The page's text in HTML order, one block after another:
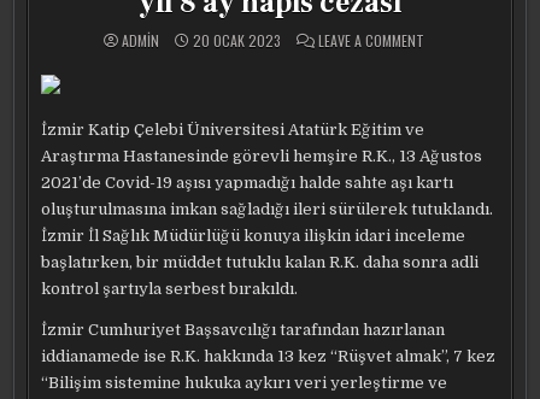
ADMIN 20 OCAK 2023 LEAVE A COMMENT
HAPIS
ISTENEN
HEMŞIREYE
YIL
8
AY
HAPIS
CEZASI
İzmir Katip Çelebi Üniversitesi Atatürk Eğitim ve
Araştırma Hastanesinde görevli hemşire R.K., 13 Ağustos
2021’de Covid-19 aşısı yapmadığı halde sahte aşı kartı
oluşturulmasına imkan sağladığı ileri sürülerek tutuklandı.
İzmir İl Sağlık Müdürlüğü konuya ilişkin idari inceleme
başlatırken, bir müddet tutuklu kalan R.K. daha sonra adli
kontrol şartıyla serbest bırakıldı.
İzmir Cumhuriyet Başsavcılığı tarafından hazırlanan
iddianamede ise R.K. hakkında 13 kez “Rüşvet almak”, 7 kez
“Bilişim sistemine hukuka aykırı veri yerleştirme ve